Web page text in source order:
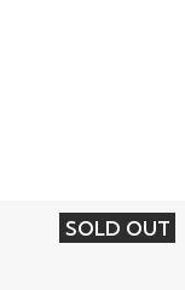
SOLD OUT